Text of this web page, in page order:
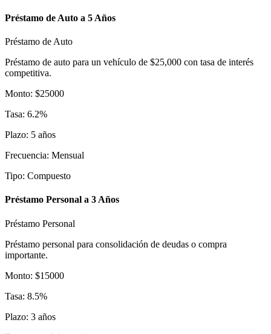
Préstamo de Auto a 5 Años
Préstamo de Auto
Préstamo de auto para un vehículo de $25,000 con tasa de interés
competitiva.
Monto: $25000
Tasa: 6.2%
Plazo: 5 años
Frecuencia: Mensual
Tipo: Compuesto
Préstamo Personal a 3 Años
Préstamo Personal
Préstamo personal para consolidación de deudas o compra
importante.
Monto: $15000
Tasa: 8.5%
Plazo: 3 años